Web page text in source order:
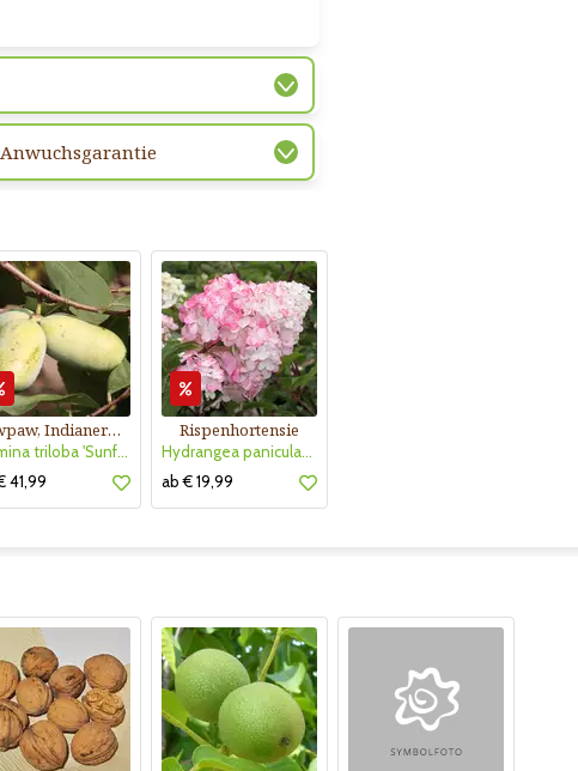
Pawpaw, Indianerbanane
Asimina triloba 'Sunflower'
41,99
Rispenhortensie
Hydrangea paniculata 'Vanille Fraise'
ab € 19,99